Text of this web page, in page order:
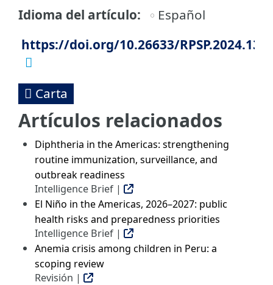
Idioma del artículo
Español
https://doi.org/10.26633/RPSP.2024.138
Carta
Artículos relacionados
Diphtheria in the Americas: strengthening
routine immunization, surveillance, and
outbreak readiness
Intelligence Brief |
El Niño in the Americas, 2026–2027: public
health risks and preparedness priorities
Intelligence Brief |
Anemia crisis among children in Peru: a
scoping review
Revisión |